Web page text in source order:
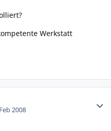
Werkstatt
2008